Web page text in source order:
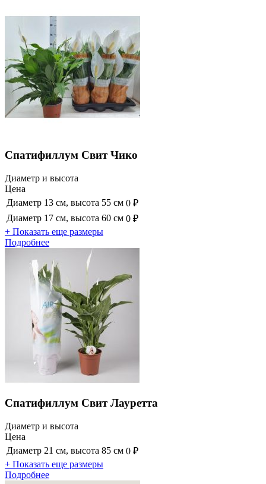
Спатифиллум Свит Чико
Диаметр и высота
Цена
Диаметр 13 см, высота 55 см 0 ₽
Диаметр 17 см, высота 60 см 0 ₽
+ Показать еще размеры
Подробнее
Спатифиллум Свит Лауретта
Диаметр и высота
Цена
Диаметр 21 см, высота 85 см 0 ₽
+ Показать еще размеры
Подробнее